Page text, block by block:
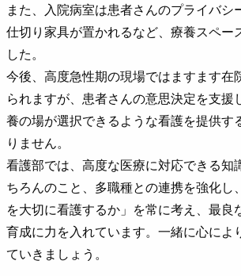
また、入院病室は患者さんのプライバシ
仕切り家具が置かれるなど、療養スペー
した。
今後、高度急性期の現場ではますます在
られますが、患者さんの意思決定を支援
養の場が選択できるような看護を提供す
りません。
看護部では、高度な医療に対応できる知
ちろんのこと、多職種との連携を強化し
を大切に看護するか」を常に考え、最良
育成に力を入れています。一緒に心によ
ていきましょう。